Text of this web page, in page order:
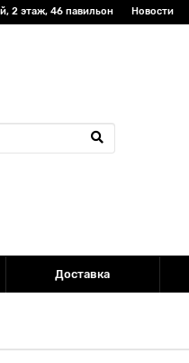
2 этаж, 46 павильон Новости
Доставка